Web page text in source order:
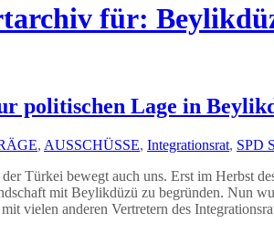
für:
politischen Lage in
, AUSSCHÜSSE, Integrationsrat, SPD
Türkei bewegt auch uns. Erst im Herbst
mit Beylikdüzü zu begründen. Nun
vielen anderen Vertretern des